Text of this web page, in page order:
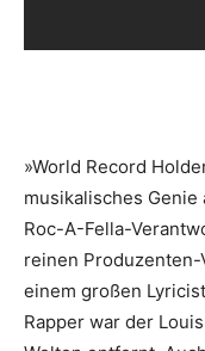
»World Record
musikalisches
Roc-A-Fella-
reinen
einem großen
Rapper war der